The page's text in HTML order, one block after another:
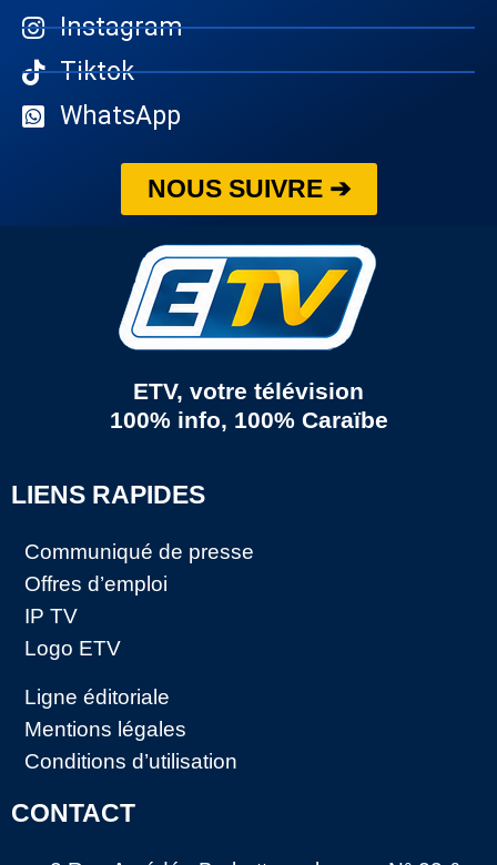
Instagram
Tiktok
WhatsApp
NOUS SUIVRE ➔
ETV, votre télévision
100% info, 100% Caraïbe
LIENS RAPIDES
Communiqué de presse
Offres d’emploi
IP TV
Logo ETV
Ligne éditoriale
Mentions légales
Conditions d’utilisation
CONTACT